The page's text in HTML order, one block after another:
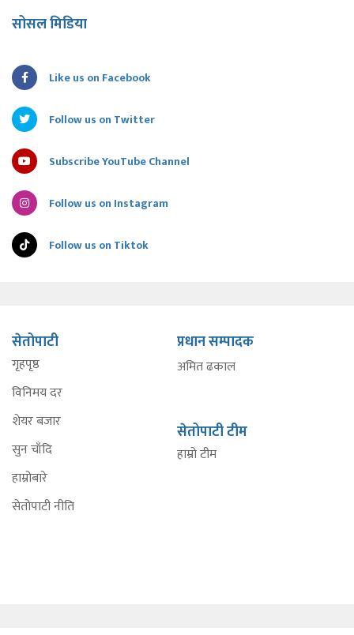
सोसल मिडिया
Like us on Facebook
Follow us on Twitter
Subscribe YouTube Channel
Follow us on Instagram
Follow us on Tiktok
सेतोपाटी
गृहपृष्ठ
विनिमय दर
शेयर बजार
सुन चाँदि
हाम्रोबारे
सेतोपाटी नीति
प्रधान सम्पादक
अमित ढकाल
सेतोपाटी टीम
हाम्रो टीम